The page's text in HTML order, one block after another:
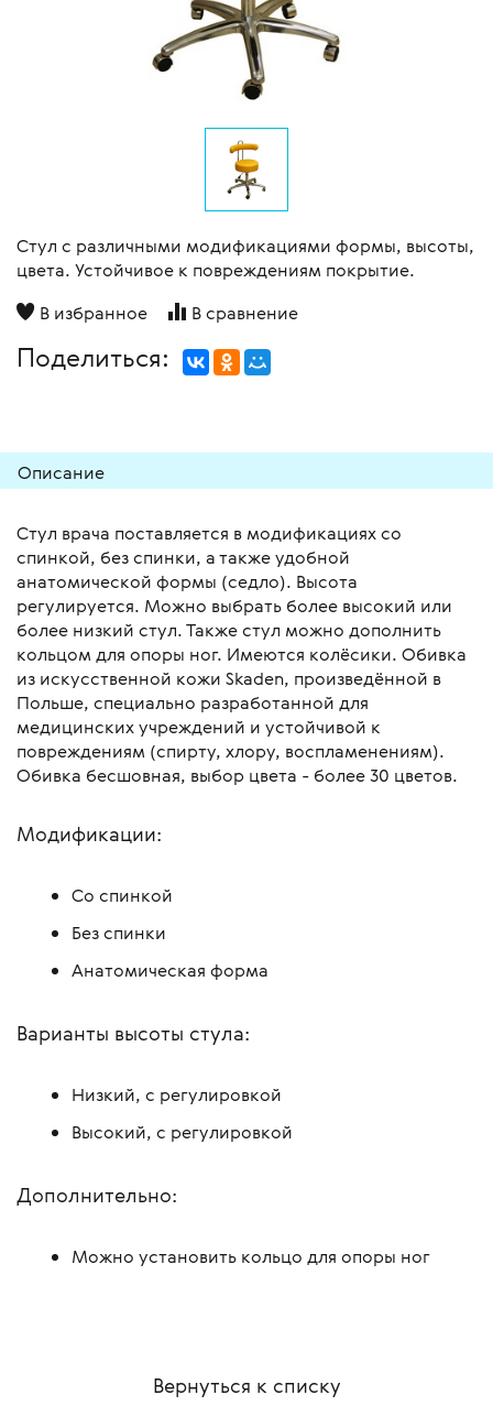
Стул с различными модификациями формы, высоты,
цвета. Устойчивое к повреждениям покрытие.
В избранное
В сравнение
Поделиться:
Описание
Стул врача поставляется в модификациях со
спинкой, без спинки, а также удобной
анатомической формы (седло). Высота
регулируется. Можно выбрать более высокий или
более низкий стул. Также стул можно дополнить
кольцом для опоры ног. Имеются колёсики. Обивка
из искусственной кожи Skaden, произведённой в
Польше, специально разработанной для
медицинских учреждений и устойчивой к
повреждениям (спирту, хлору, воспламенениям).
Обивка бесшовная, выбор цвета - более 30 цветов.
Модификации:
Со спинкой
Без спинки
Анатомическая форма
Варианты высоты стула:
Низкий, с регулировкой
Высокий, с регулировкой
Дополнительно:
Можно установить кольцо для опоры ног
Вернуться к списку